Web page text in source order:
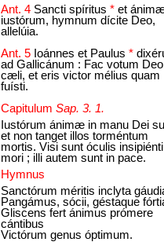
Ant. 4 Sancti spíritus * et
iustórum, hymnum dícite Deo,
allelúia.
Ant. 5 Ioánnes et Paulus *
ad Gallicánum : Fac votum Deo
cæli, et eris victor mélius quam
fuísti.
Capitulum Sap. 3. 1.
Iustórum ánimæ in manu Dei
et non tanget illos torméntum
mortis. Visi sunt óculis
mori ; illi autem sunt in pace.
Hymnus
Sanctórum méritis inclyta
Pangámus, sócii, géstaque
Gliscens fert ánimus prómere
cántibus
Victórum genus óptimum.